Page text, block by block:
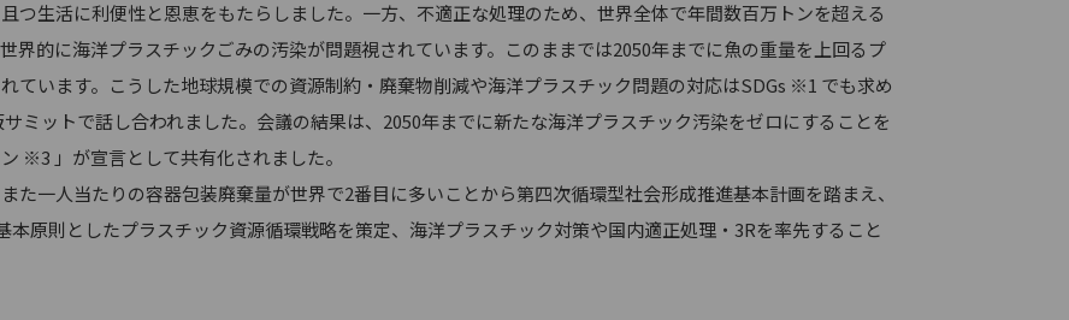
つ生活に利便性と恩恵をもたらしました。一方、不適正な処理のため、世界全体で年間数百万トンを超える
界的に海洋プラスチックごみの汚染が問題視されています。このままでは2050年までに魚の重量を上回るプ
ています。こうした地球規模での資源制約・廃棄物削減や海洋プラスチック問題の対応はSDGs ※1 でも求め
ミットで話し合われました。会議の結果は、2050年までに新たな海洋プラスチック汚染をゼロにすることを
※3 」が宣言として共有化されました。
一人当たりの容器包装廃棄量が世界で2番目に多いことから第四次循環型社会形成推進基本計画を踏まえ、
原則としたプラスチック資源循環戦略を策定、海洋プラスチック対策や国内適正処理・3Rを率先すること